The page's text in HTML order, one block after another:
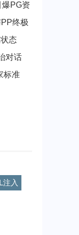
PG资
终极
态
对话
标准
注入